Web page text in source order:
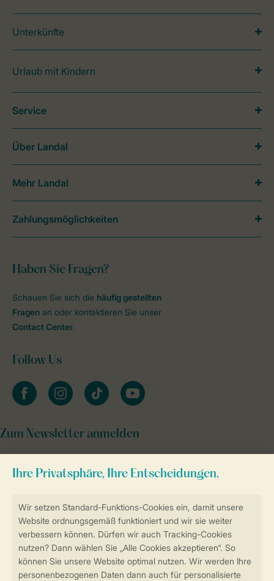
Sicher und schnell zur Online-Buchung
Sichere Datenübertragung
Unterkünfte
Urlaub mit Kindern
Haben Sie Fragen?
Schauen Sie sich die häufig gestellten
Fragen an oder kontaktieren Sie unser
Contact Center.
Follow Us
facebookinstagramtiktok youtube
Zum Newsletter anmelden
Service
Über Landal
Mehr Landal
Zahlungsmöglichkeiten